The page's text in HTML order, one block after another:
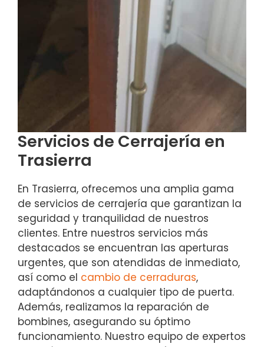
Servicios de Cerrajería en
Trasierra
En Trasierra, ofrecemos una amplia gama
de servicios de cerrajería que garantizan la
seguridad y tranquilidad de nuestros
clientes. Entre nuestros servicios más
destacados se encuentran las aperturas
urgentes, que son atendidas de inmediato,
así como el cambio de cerraduras,
adaptándonos a cualquier tipo de puerta.
Además, realizamos la reparación de
bombines, asegurando su óptimo
funcionamiento. Nuestro equipo de expertos